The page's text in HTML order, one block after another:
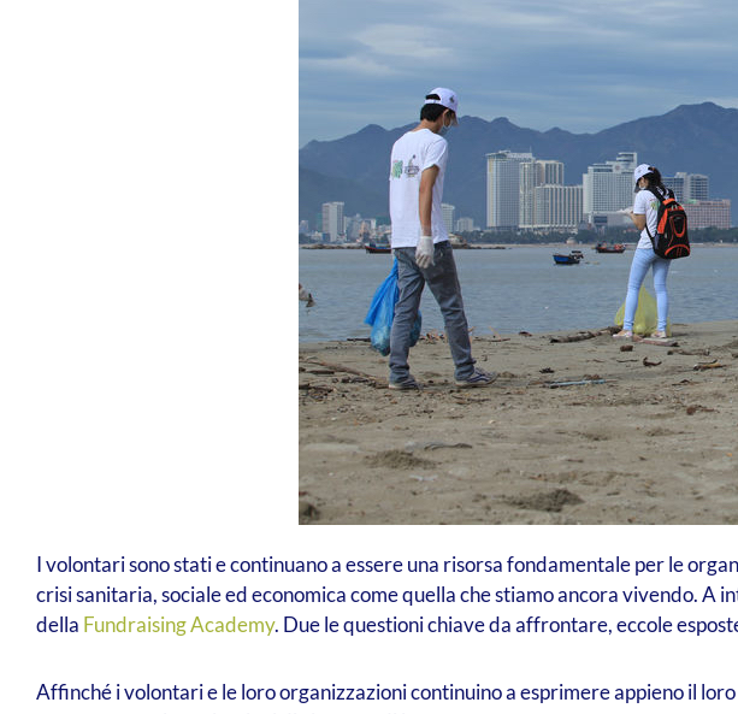
I volontari sono stati e continuano a essere una risorsa fondamentale per le
crisi sanitaria, sociale ed economica come quella che stiamo ancora vivendo. A
della Fundraising Academy. Due le questioni chiave da affrontare, eccole
Affinché i volontari e le loro organizzazioni continuino a esprimere appieno il